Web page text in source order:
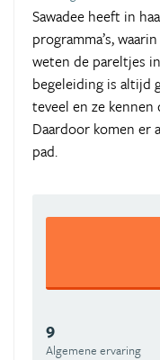
Sawadee heeft in
programma’s,
weten de pareltjes
begeleiding is altijd
teveel en ze
Daardoor komen er
pad.
9
Algemene ervaring